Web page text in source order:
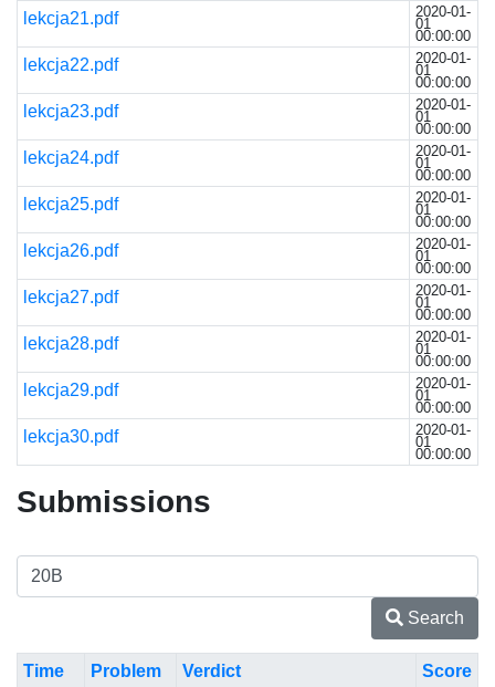
lekcja21.pdf 2020-01-
01
00:00:00
lekcja22.pdf 2020-01-
01
00:00:00
lekcja23.pdf 2020-01-
01
00:00:00
lekcja24.pdf 2020-01-
01
00:00:00
lekcja25.pdf 2020-01-
01
00:00:00
lekcja26.pdf 2020-01-
01
00:00:00
lekcja27.pdf 2020-01-
01
00:00:00
lekcja28.pdf 2020-01-
01
00:00:00
lekcja29.pdf 2020-01-
01
00:00:00
lekcja30.pdf 2020-01-
01
00:00:00
Submissions
Search
Time Problem Verdict Score